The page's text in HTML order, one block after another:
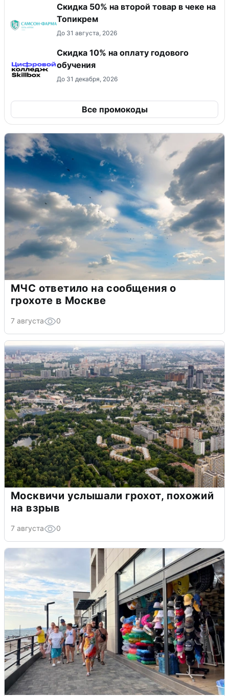
Скидка 50% на второй товар в чеке на
Топикрем
До 31 августа, 2026
Скидка 10% на оплату годового
обучения
До 31 декабря, 2026
Все промокоды
МЧС ответило на сообщения о
грохоте в Москве
7 августа 0
Москвичи услышали грохот, похожий
на взрыв
7 августа 0